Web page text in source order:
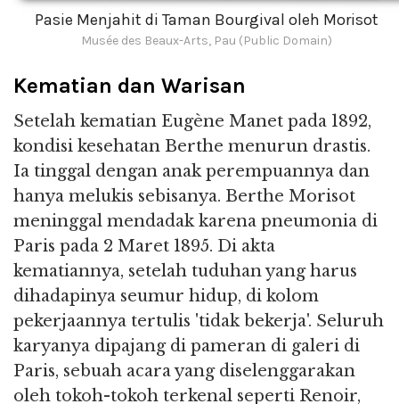
Pasie Menjahit di Taman Bourgival oleh Morisot
Musée des Beaux-Arts, Pau (Public Domain)
Kematian dan Warisan
Setelah kematian Eugène Manet pada 1892,
kondisi kesehatan Berthe menurun drastis.
Ia tinggal dengan anak perempuannya dan
hanya melukis sebisanya. Berthe Morisot
meninggal mendadak karena pneumonia di
Paris pada 2 Maret 1895. Di akta
kematiannya, setelah tuduhan yang harus
dihadapinya seumur hidup, di kolom
pekerjaannya tertulis 'tidak bekerja'. Seluruh
karyanya dipajang di pameran di galeri di
Paris, sebuah acara yang diselenggarakan
oleh tokoh-tokoh terkenal seperti Renoir,